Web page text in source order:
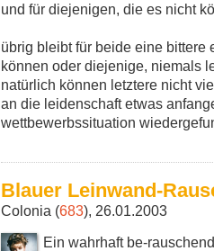
und für diejenigen, die es nicht
übrig bleibt für beide eine bittere
können oder diejenige, niemals
natürlich können letztere nicht
an die leidenschaft etwas
wettbewerbssituation
Blauer Leinwand-
Colonia (683), 26.01.2003
Ein wahrhaft be-